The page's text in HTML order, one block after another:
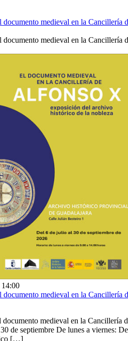
medieval en la Cancillería
medieval en la Cancillería
14:00
medieval en la Cancillería
medieval en la Cancillería
de septiembre De lunes a viernes: De
[…]